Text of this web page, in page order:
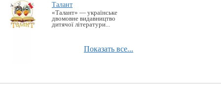
Талант
«Талант» — українське
двомовне видавництво
дитячої літератури...
Показать все...